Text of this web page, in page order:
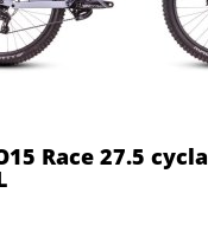
Race 27.5